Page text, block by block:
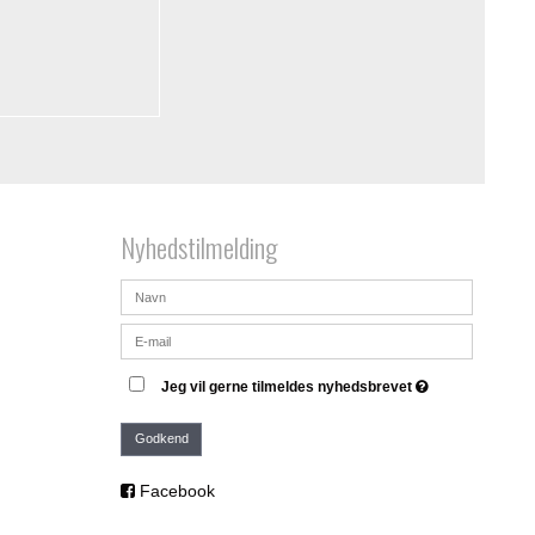
Nyhedstilmelding
Jeg vil gerne tilmeldes nyhedsbrevet
Godkend
Facebook